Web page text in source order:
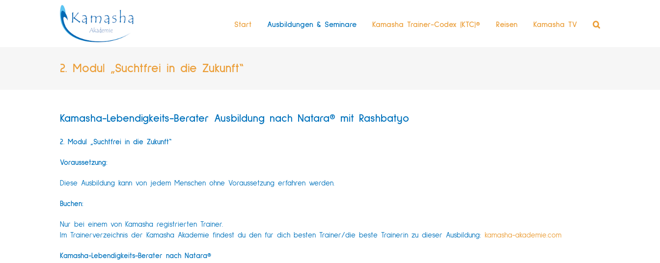
Start Ausbildungen & Seminare Kamasha Trainer-Codex (KTC)® Reisen Kamasha TV
2. Modul „Suchtfrei in die Zukunft“
Kamasha-Lebendigkeits-Berater Ausbildung nach Natara® mit Rashbatyo
2. Modul „Suchtfrei in die Zukunft“
Voraussetzung:
Diese Ausbildung kann von jedem Menschen ohne Voraussetzung erfahren werden.
Buchen:
Nur bei einem von Kamasha registrierten Trainer.
Im Trainerverzeichnis der Kamasha Akademie findest du den für dich besten Trainer/die beste Trainerin zu dieser Ausbildung: kamasha-akademie.com
Kamasha-Lebendigkeits-Berater nach Natara®